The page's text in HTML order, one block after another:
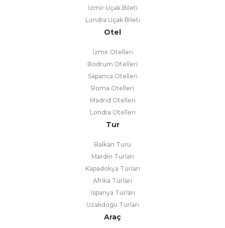
İzmir Uçak Bileti
Londra Uçak Bileti
Otel
İzmir Otelleri
Bodrum Otelleri
Sapanca Otelleri
Roma Otelleri
Madrid Otelleri
Londra Otelleri
Tur
Balkan Turu
Mardin Turları
Kapadokya Turları
Afrika Turları
İspanya Turları
Uzakdoğu Turları
Araç